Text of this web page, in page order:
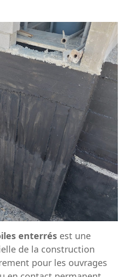
enterrés est une
de la construction
pour les ouvrages